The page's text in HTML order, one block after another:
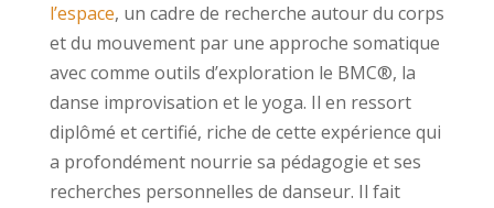
l’espace, un cadre de recherche autour du corps
et du mouvement par une approche somatique
avec comme outils d’exploration le BMC®, la
danse improvisation et le yoga. Il en ressort
diplômé et certifié, riche de cette expérience qui
a profondément nourrie sa pédagogie et ses
recherches personnelles de danseur. Il fait